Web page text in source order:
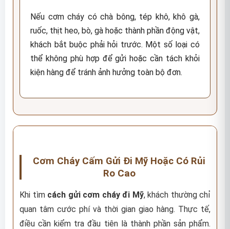
Nếu cơm cháy có chà bông, tép khô, khô gà,
ruốc, thịt heo, bò, gà hoặc thành phần động vật,
khách bắt buộc phải hỏi trước. Một số loại có
thể không phù hợp để gửi hoặc cần tách khỏi
kiện hàng để tránh ảnh hưởng toàn bộ đơn.
Cơm Cháy Cấm Gửi Đi Mỹ Hoặc Có Rủi
Ro Cao
Khi tìm cách gửi cơm cháy đi Mỹ, khách thường chỉ
quan tâm cước phí và thời gian giao hàng. Thực tế,
điều cần kiểm tra đầu tiên là thành phần sản phẩm.